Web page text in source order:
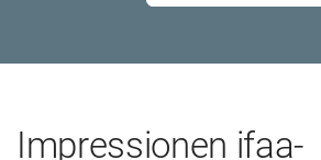
Impressionen ifaa-